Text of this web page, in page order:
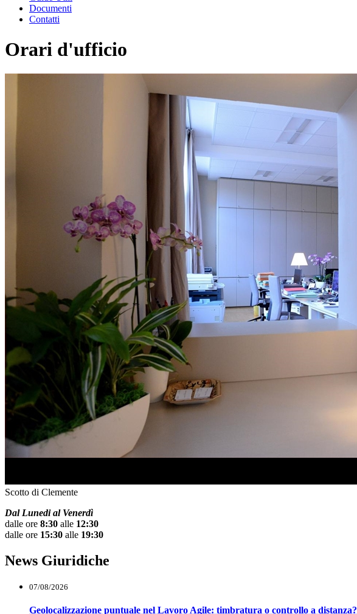
Documenti
Contatti
Orari d'ufficio
Scotto di Clemente
Dal Lunedi al Venerdì
dalle ore 8:30 alle 12:30
dalle ore 15:30 alle 19:30
News Giuridiche
07/08/2026
Geolocalizzazione puntuale nel Lavoro Agile: timbratura o controllo a distanza?